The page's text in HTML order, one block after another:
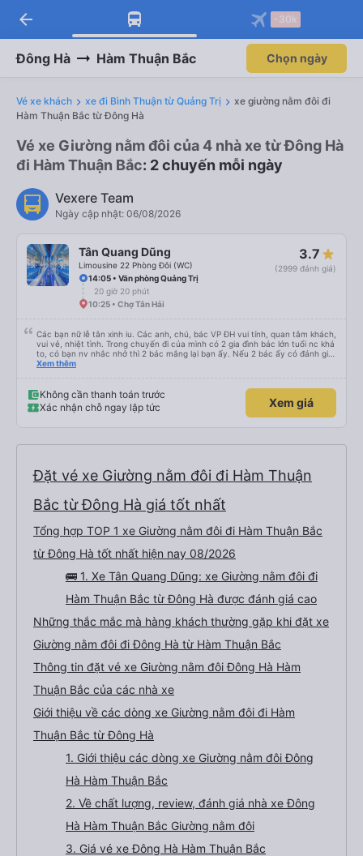
arrow_back -30k
Đông Hà Hàm Thuận Bắc Chọn ngày
Vé xe khách xe đi Bình Thuận từ Quảng Trị
xe giường nằm đôi đi
Hàm Thuận Bắc từ Đông Hà
Vé xe Giường nằm đôi của 4 nhà xe từ Đông Hà
đi Hàm Thuận Bắc: 2 chuyến mỗi ngày
Vexere Team
Ngày cập nhật: 06/08/2026
Tân Quang Dũng
Limousine 22 Phòng Đôi (WC)
3.7
(2999 đánh giá)
14:05 • Văn phòng Quảng Trị
20 giờ 20 phút
10:25 • Chợ Tân Hải
Các bạn nữ lễ tân xinh iu. Các anh, chú, bác VP ĐH vui tính, quan tâm khách,
vui vẻ, nhiệt tình. Trong chuyến đi của mình có 2 gia đình bác lớn tuổi nc khá
to, có bạn nv nhắc nhở thì 2 bác mắng lại bạn ấy. Nếu 2 bác ấy có đánh giá
xấu thì mình ngược lại nha. Bạn ấy nhắc nhở rất đúng. 2 bác nói rất to. To
bạn ấy nha. Nếu bạn ấy bị trừ thì bảo bạn ấy liên hệ sđt của mình, mình hỗ
trợ ạ. Số mình đuôi 666, chuyến ĐH-NT ngày 16/1. À các bạn nữ lễ tân xinh
iu còn đổi cho mình phòng đơn sang đôi xong còn note là (một mình) yêu
Xem thêm
Không cần thanh toán trước
Xác nhận chỗ ngay lập tức
Xem giá
Đặt vé xe Giường nằm đôi đi Hàm Thuận
Bắc từ Đông Hà giá tốt nhất
Tổng hợp TOP 1 xe Giường nằm đôi đi Hàm Thuận Bắc
từ Đông Hà tốt nhất hiện nay 08/2026
🚌 1. Xe Tân Quang Dũng: xe Giường nằm đôi đi
Hàm Thuận Bắc từ Đông Hà được đánh giá cao
Những thắc mắc mà hàng khách thường gặp khi đặt xe
Giường nằm đôi đi Đông Hà từ Hàm Thuận Bắc
Thông tin đặt vé xe Giường nằm đôi Đông Hà Hàm
Thuận Bắc của các nhà xe
Giới thiệu về các dòng xe Giường nằm đôi đi Hàm
Thuận Bắc từ Đông Hà
1. Giới thiệu các dòng xe Giường nằm đôi Đông
Hà Hàm Thuận Bắc
2. Về chất lượng, review, đánh giá nhà xe Đông
Hà Hàm Thuận Bắc Giường nằm đôi
3. Giá vé xe Đông Hà Hàm Thuận Bắc